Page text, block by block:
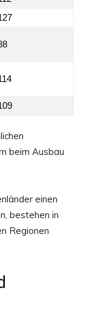
beim Ausbau
einen
bestehen in
Regionen